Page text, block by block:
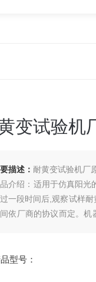
变试验机
描述： 耐黄变试验机厂
介绍：适用于仿真阳光
一段时间后,观察试样
依厂商的协议而定。
型号：